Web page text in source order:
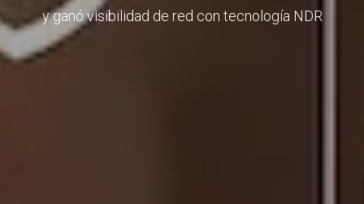
y ganó visibilidad de red con tecnología NDR